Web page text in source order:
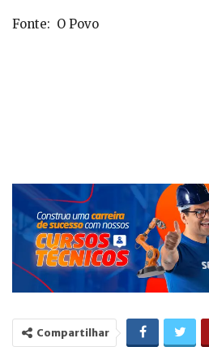
Fonte: O Povo
Compartilhar